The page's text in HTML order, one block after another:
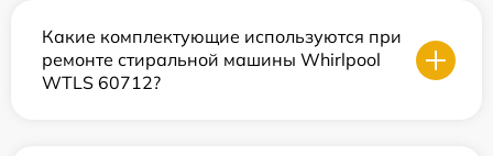
Какие комплектующие используются при
ремонте стиральной машины Whirlpool
WTLS 60712?